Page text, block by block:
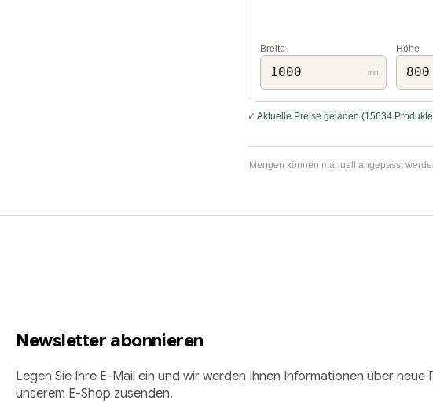
Breite
mm
Höhe
✓ Aktuelle Preise geladen (15634
Mengen können manuell angepasst
Newsletter abonnieren
Legen Sie Ihre E-Mail ein und wir werden Ihnen Informationen über neue
unserem E-Shop zusenden.